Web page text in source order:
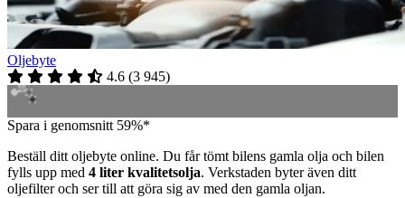
Oljebyte
4.6 (3 945)
Spara i genomsnitt 59%*
Beställ ditt oljebyte online. Du får tömt bilens gamla olja och bilen
fylls upp med 4 liter kvalitetsolja. Verkstaden byter även ditt
oljefilter och ser till att göra sig av med den gamla oljan.